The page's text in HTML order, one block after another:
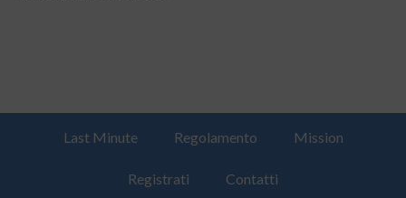
Last Minute Regolamento Mission
Registrati Contatti